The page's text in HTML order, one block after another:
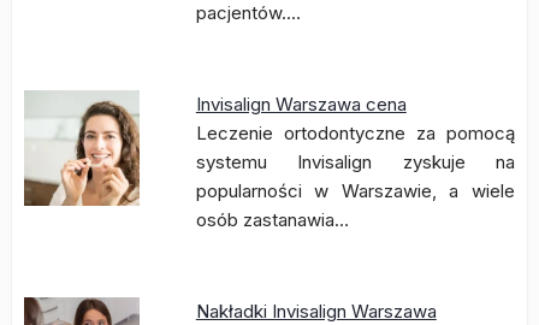
pacjentów.…
Invisalign Warszawa cena
Leczenie ortodontyczne za pomocą
systemu Invisalign zyskuje na
popularności w Warszawie, a wiele
osób zastanawia…
Nakładki Invisalign Warszawa